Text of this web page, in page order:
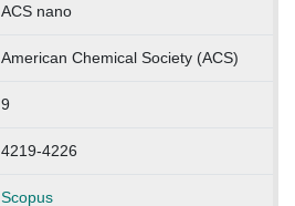
ACS nano
American Chemical Society (ACS)
9
4219-4226
Scopus